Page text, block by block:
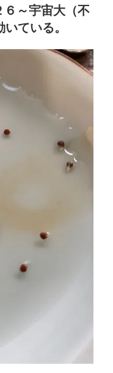
～宇宙大（不
ている。